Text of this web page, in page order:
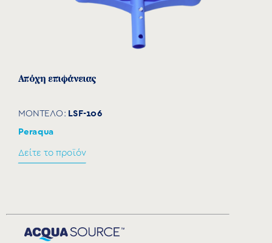
Απόχη επιφάνειας
ΜΟΝΤΕΛΟ: LSF-106
Peraqua
Δείτε το προϊόν